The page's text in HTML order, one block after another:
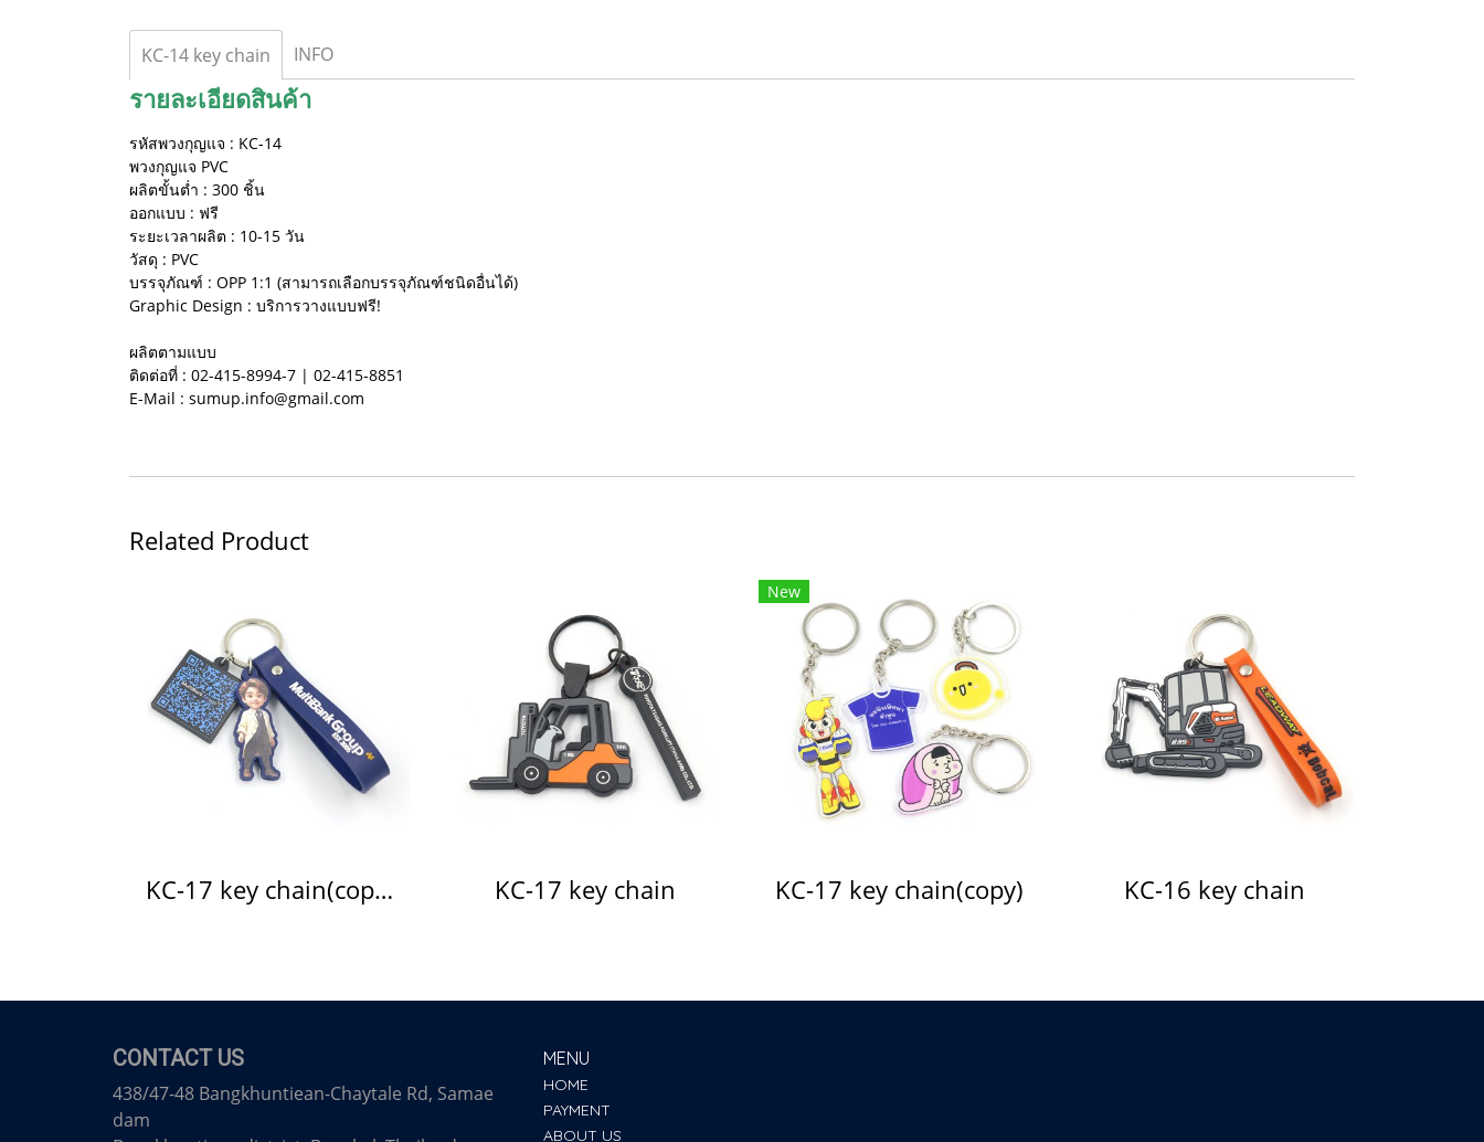
KC-14 key chain INFO
รายละเอียดสินค้า
รหัสพวงกุญแจ : KC-14
พวงกุญแจ PVC
ผลิตขั้นต่ำ : 300 ชิ้น
ออกแบบ : ฟรี
ระยะเวลาผลิต : 10-15 วัน
วัสดุ : PVC
บรรจุภัณฑ์ : OPP 1:1 (สามารถเลือกบรรจุภัณฑ์ชนิดอื่นได้)
Graphic Design : บริการวางแบบฟรี!
ผลิตตามแบบ
ติดต่อที่ : 02-415-8994-7 | 02-415-8851
E-Mail : sumup.info@gmail.com
Related Product
KC-17 key chain(copy)(copy)(copy) KC-17 key chain
New
KC-17 key chain(copy) KC-16 key chain
CONTACT US
438/47-48 Bangkhuntiean-Chaytale Rd, Samae
dam
MENU
HOME
PAYMENT
ABOUT US